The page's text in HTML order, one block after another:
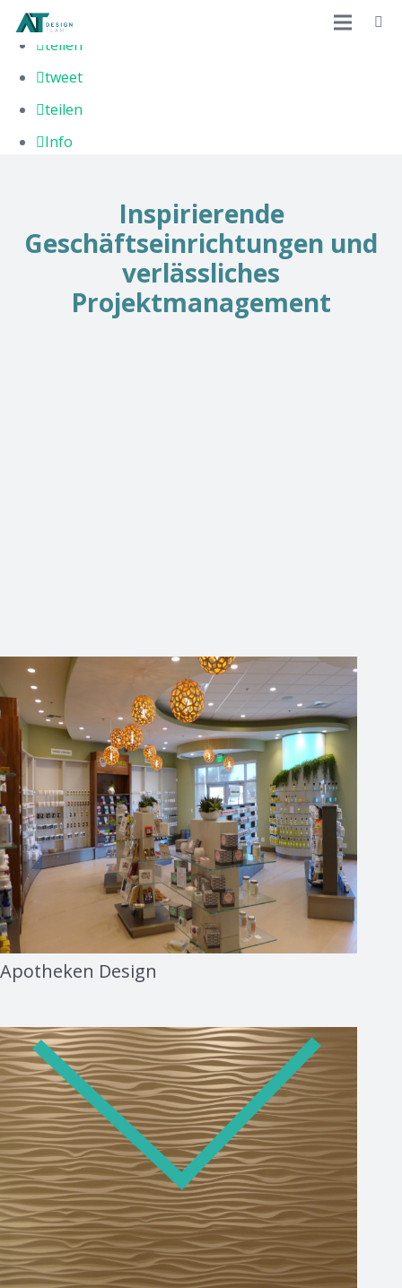
+1
teilen
tweet
teilen
Info
Inspirierende
Geschäftseinrichtungen und
verlässliches
Projektmanagement
Apotheken Design